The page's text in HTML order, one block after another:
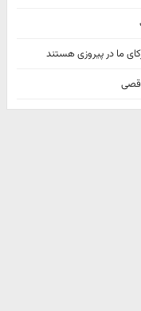
ما در پیروزی هستند